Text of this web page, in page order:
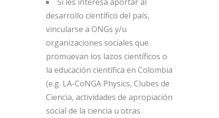
desarrollo científico del país,
vincularse a ONGs y/u
organizaciones sociales que
promuevan los lazos científicos o
la educación científica en Colombia
(e.g. LA-CoNGA Physics, Clubes de
Ciencia, actividades de apropiación
social de la ciencia u otras